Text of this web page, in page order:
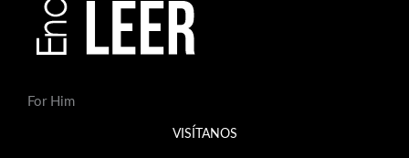
For Him
VISÍTANOS